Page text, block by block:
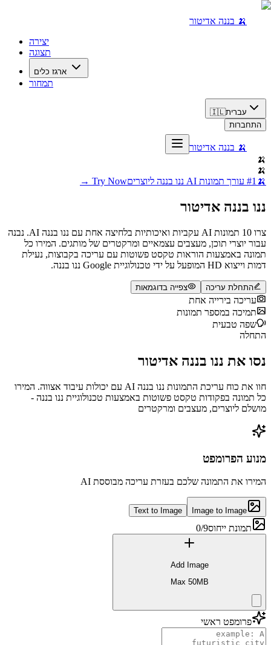
🍌 בננה אדיטור
יצירה
תצוגה
ארגז כלים
תמחור
🇮🇱עברית
התחברות
🍌 בננה אדיטור
🍌
🍌
🍌 #1 עורך תמונות AI ננו בננה ליוצרים Try Now →
ננו בננה אדיטור
צרו 10 תמונות AI עקביות ואיכותיות בלחיצה אחת עם ננו בננה AI. נבנה
עבור יוצרי תוכן, מעצבים עצמאיים ומרקטרים של מותגים. המירו כל
תמונה באמצעות הוראות טקסט פשוטות עם עריכה בקבוצות, נעילת
דמות וייצוא HD המופעל על ידי טכנולוגיית Google ננו בננה.
התחלת עריכה צפייה בדוגמאות
עריכה בירייה אחת
תמיכה במספר תמונות
שפה טבעית
התחלה
נסו את ננו בננה אדיטור
חוו את כוח עריכת התמונות ננו בננה AI עם יכולות עיבוד אצווה. המירו
כל תמונה בפקודות טקסט פשוטות באמצעות טכנולוגיית ננו בננה -
מושלם ליוצרים, מעצבים ומרקטרים
מנוע הפרומפט
המירו את התמונה שלכם בעזרת עריכה מבוססת AI
Image to Image
Text to Image
תמונת ייחוס0/9
Add Image
Max 50MB
פרומפט ראשי